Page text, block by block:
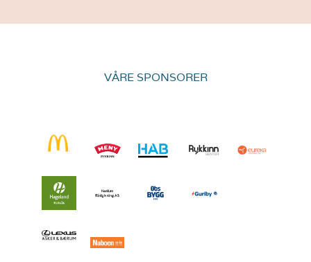
VÅRE SPONSORER